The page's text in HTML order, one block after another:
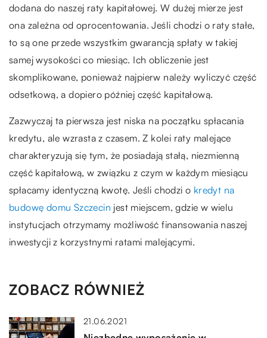
dodana do naszej raty kapitałowej. W dużej mierze jest
ona zależna od oprocentowania. Jeśli chodzi o raty stałe,
to są one przede wszystkim gwarancją spłaty w takiej
samej wysokości co miesiąc. Ich obliczenie jest
skomplikowane, ponieważ najpierw należy wyliczyć część
odsetkową, a dopiero później część kapitałową.
Zazwyczaj ta pierwsza jest niska na początku spłacania
kredytu, ale wzrasta z czasem. Z kolei raty malejące
charakteryzują się tym, że posiadają stałą, niezmienną
część kapitałową, w związku z czym w każdym miesiącu
spłacamy identyczną kwotę. Jeśli chodzi o kredyt na
budowę domu Szczecin jest miejscem, gdzie w wielu
instytucjach otrzymamy możliwość finansowania naszej
inwestycji z korzystnymi ratami malejącymi.
ZOBACZ RÓWNIEŻ
21.06.2021